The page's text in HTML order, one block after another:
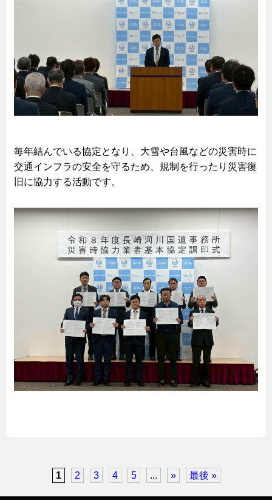
毎年結んでいる協定となり、大雪や台風などの災害時に
交通インフラの安全を守るため、規制を行ったり災害復
旧に協力する活動です。
1 2 3 4 5 ... » 最後 »